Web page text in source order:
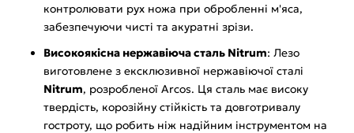
контролювати рух ножа при обробленні м'яса,
забезпечуючи чисті та акуратні зрізи.
Високоякісна нержавіюча сталь Nitrum: Лезо
виготовлене з ексклюзивної нержавіючої сталі
Nitrum, розробленої Arcos. Ця сталь має високу
твердість, корозійну стійкість та довготривалу
гостроту, що робить ніж надійним інструментом на